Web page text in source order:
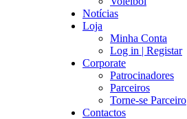
Notícias
Loja
Minha Conta
Log in | Registar
Corporate
Patrocinadores
Parceiros
Torne-se Parceiro
Contactos